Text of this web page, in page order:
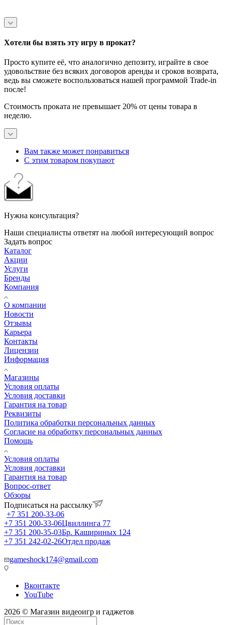
Хотели бы взять эту игру в прокат?
Просто купите её, что аналогично депозиту, играйте в свое
удовольствие без всяких договоров аренды и сроков возврата,
ведь вы сможете воспользоваться нашей программой Trade-in
после!
Стоимость проката не превышает 20% от цены товара в
неделю.
Вам также может понравиться
С этим товаром покупают
Нужна консультация?
Наши специалисты ответят на любой интересующий вопрос
Задать вопрос
Каталог
Акции
Услуги
Бренды
Компания
О компании
Новости
Отзывы
Карьера
Контакты
Лицензии
Информация
Магазины
Условия оплаты
Условия доставки
Гарантия на товар
Реквизиты
Политика обработки персональных данных
Согласие на обработку персональных данных
Помощь
Условия оплаты
Условия доставки
Гарантия на товар
Вопрос-ответ
Обзоры
Подписаться на рассылку
+7 351 200-33-06
+7 351 200-33-06Цвиллинга 77
+7 351 200-35-03Бр. Кашириных 124
+7 351 242-02-26Отдел продаж
gameshock174@gmail.com
Вконтакте
YouTube
2026 © Магазин видеоигр и гаджетов